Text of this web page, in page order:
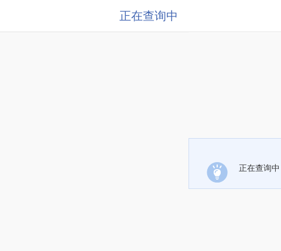
正在查询中
正在查询